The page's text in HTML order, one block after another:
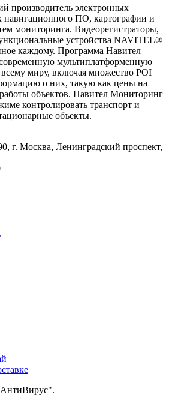
производитель электронных
навигационного ПО, картографии и
мониторинга. Видеорегистраторы,
устройства NAVITEL®
каждому. Программа Навител
мультиплатформенную
миру, включая множество POI
о них, такую как цены на
объектов. Навител Мониторинг
контролировать транспорт и
объекты.
Москва, Ленинградский проспект,